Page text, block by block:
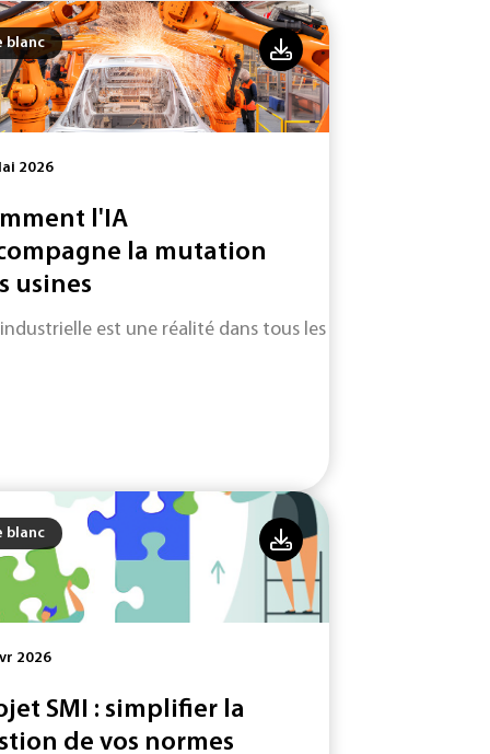
blanc
2026
l'IA
la mutation
usines
industrielle est une réalité dans tous les secteurs d'activité.
blanc
2026
SMI : simplifier la
de vos normes